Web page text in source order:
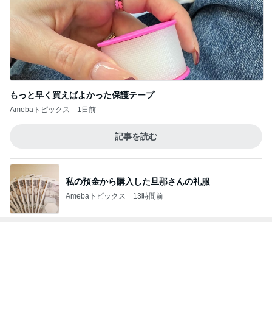
もっと早く買えばよかった保護テープ
Amebaトピックス 1日前
記事を読む
私の預金から購入した旦那さんの礼服
Amebaトピックス 13時間前